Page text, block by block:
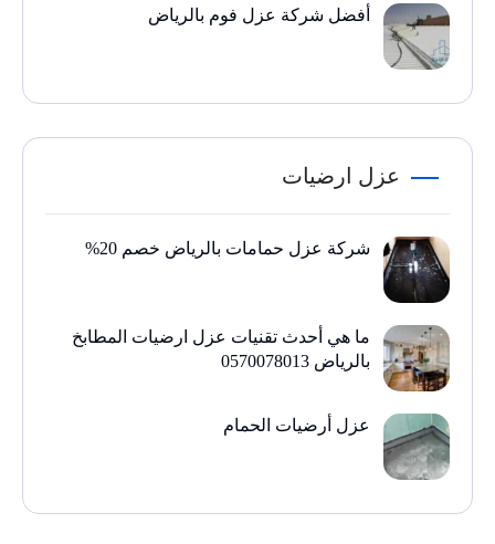
أفضل شركة عزل فوم بالرياض
عزل ارضيات
شركة عزل حمامات بالرياض خصم 20%
ما هي أحدث تقنيات عزل ارضيات المطابخ
بالرياض 0570078013
عزل أرضيات الحمام